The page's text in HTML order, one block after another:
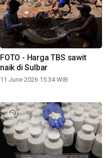
FOTO - Harga TBS sawit
naik di Sulbar
11 June 2026 15:34 WIB